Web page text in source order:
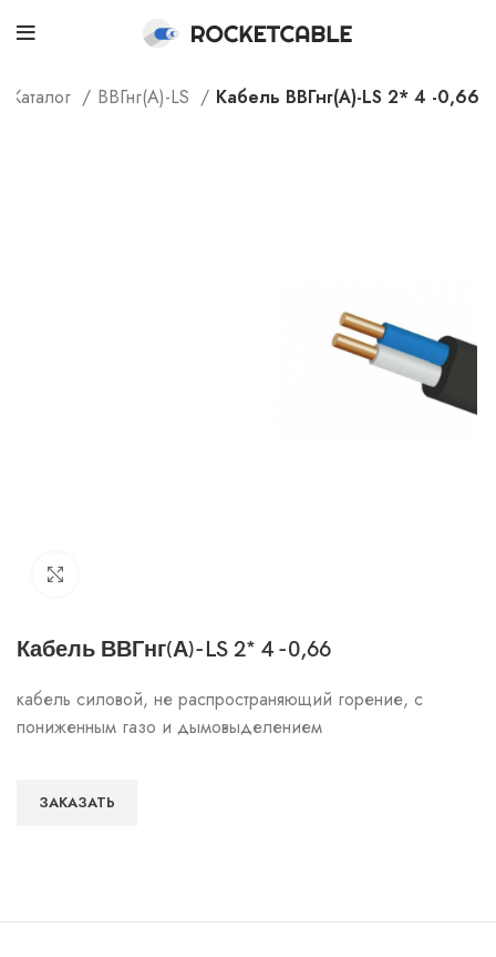
Каталог ВВГнг(А)-LS Кабель ВВГнг(А)-LS 2* 4 -0,66
Кабель ВВГнг(А)-LS 2* 4 -0,66
кабель силовой, не распространяющий горение, с
пониженным газо и дымовыделением
ЗАКАЗАТЬ